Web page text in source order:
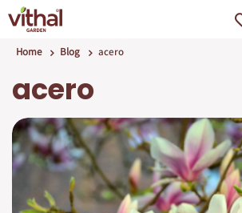
Home Blog acero
acero